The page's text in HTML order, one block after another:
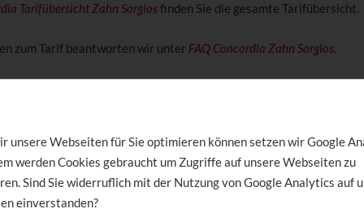
Tarifübersicht Zahn Sorglos finden Sie die gesamte Tarifübersicht.
zum Tarif beantworten wir unter FAQ Concordia Zahn Sorglos.
100 - Monatsbeitrag 28,90 €.
Zahnersatz
unsere Webseiten für Sie optimieren können setzen wir Google
werden Cookies gebraucht um Zugriffe auf unsere Webseiten zu
Sind Sie widerruflich mit der Nutzung von Google Analytics auf
einverstanden?